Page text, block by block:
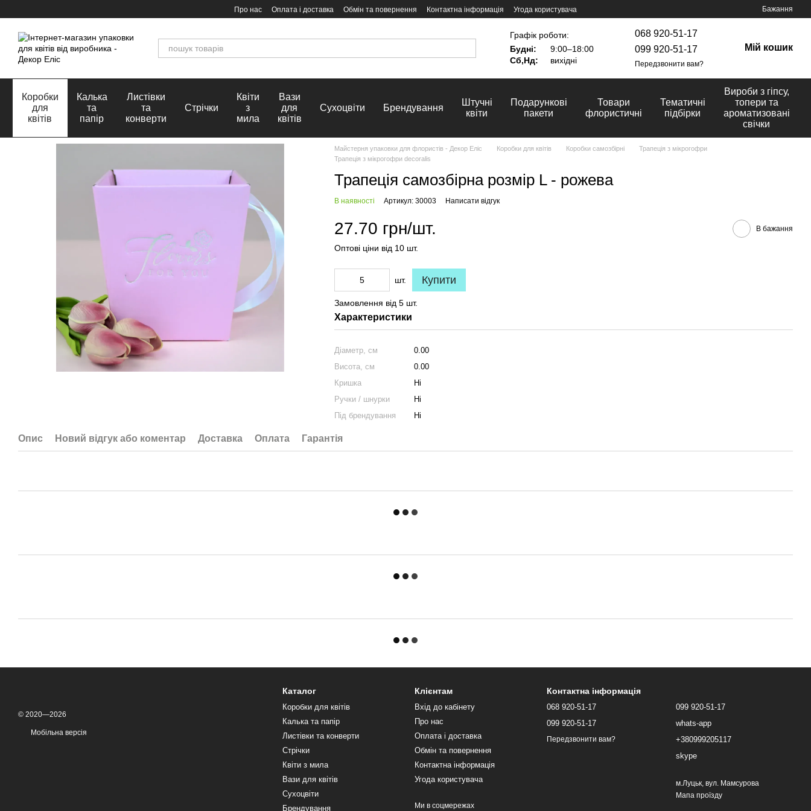
Про нас Оплата і доставка Обмін та повернення Контактна інформація Угода користувача Бажання
Графік роботи:
Будні:
9:00–18:00
Сб,Нд:
вихідні
068 920-51-17
099 920-51-17
Передзвонити вам?
Мій кошик
Коробки
для
квітів
Калька
та
папір
Листівки
та
конверти
Стрічки
Квіти
з
мила
Вази
для
квітів
Сухоцвіти Брендування
Штучні
квіти
Подарункові
пакети
Товари
флористичні
Тематичні
підбірки
Вироби з гіпсу,
топери та
ароматизовані
свічки
Майстерня упаковки для флористів - Декор Еліс Коробки для квітів Коробки самозбірні
Трапеція з мікрогофри
Трапеція з мікрогофри decoralis
Трапеція самозбірна розмір L - рожева
В наявності Артикул: 30003 Написати відгук
27.70 грн/шт. В бажання
Оптові ціни від 10 шт.
шт. Купити
Замовлення від 5 шт.
Характеристики
Діаметр, см
0.00
Висота, см
0.00
Кришка
Ні
Ручки / шнурки
Ні
Під брендування
Ні
Опис Новий відгук або коментар Доставка Оплата Гарантія
© 2020—2026
Мобільна версія
Каталог
Коробки для квітів
Калька та папір
Листівки та конверти
Стрічки
Квіти з мила
Вази для квітів
Сухоцвіти
Брендування
Клієнтам
Вхід до кабінету
Про нас
Оплата і доставка
Обмін та повернення
Контактна інформація
Угода користувача
Ми в соцмережах
Контактна інформація
068 920-51-17
099 920-51-17
Передзвонити вам?
099 920-51-17
whats-app
+380999205117
skype
м.Луцьк, вул. Мамсурова
Мапа проїзду